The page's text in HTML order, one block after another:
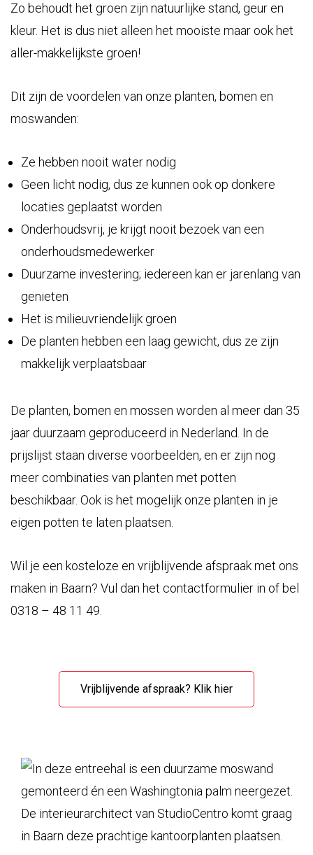
Zo behoudt het groen zijn natuurlijke stand, geur en
kleur. Het is dus niet alleen het mooiste maar ook het
aller-makkelijkste groen!
Dit zijn de voordelen van onze planten, bomen en
moswanden:
Ze hebben nooit water nodig
Geen licht nodig, dus ze kunnen ook op donkere
locaties geplaatst worden
Onderhoudsvrij, je krijgt nooit bezoek van een
onderhoudsmedewerker
Duurzame investering; iedereen kan er jarenlang van
genieten
Het is milieuvriendelijk groen
De planten hebben een laag gewicht, dus ze zijn
makkelijk verplaatsbaar
De planten, bomen en mossen worden al meer dan 35
jaar duurzaam geproduceerd in Nederland. In de
prijslijst staan diverse voorbeelden, en er zijn nog
meer combinaties van planten met potten
beschikbaar. Ook is het mogelijk onze planten in je
eigen potten te laten plaatsen.
Wil je een kosteloze en vrijblijvende afspraak met ons
maken in Baarn? Vul dan het contactformulier in of bel
0318 – 48 11 49.
Vrijblijvende afspraak? Klik hier